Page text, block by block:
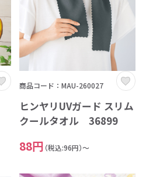
商品コード：MAU-260027
ヒンヤリUVガード スリム
クールタオル 36899
88円 （税込:96円）～